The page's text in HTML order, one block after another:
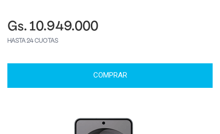
Gs. 10.949.000
HASTA 24 CUOTAS
COMPRAR